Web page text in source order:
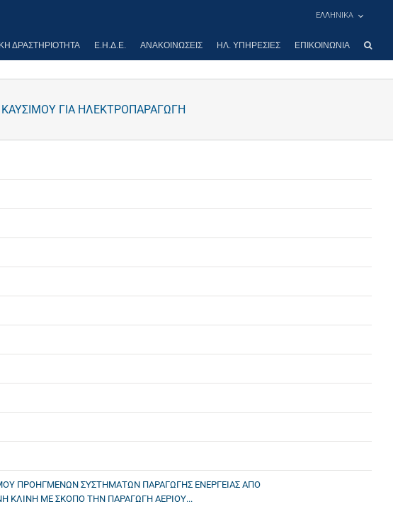
ΕΛΛΗΝΙΚΑ
ΔΡΑΣΤΗΡΙΌΤΗΤΑ Ε.Η.Δ.Ε. ΑΝΑΚΟΙΝΏΣΕΙΣ ΗΛ. ΥΠΗΡΕΣΊΕΣ ΕΠΙΚΟΙΝΩΝΊΑ
ΓΙΑ ΗΛΕΚΤΡΟΠΑΡΑΓΩΓΗ
ΠΡΟΗΓΜΕΝΩΝ ΣΥΣΤΗΜΑΤΩΝ ΠΑΡΑΓΩΓΗΣ ΕΝΕΡΓΕΙΑΣ ΑΠΟ
ΚΛΙΝΗ ΜΕ ΣΚΟΠΟ ΤΗΝ ΠΑΡΑΓΩΓΗ ΑΕΡΙΟΥ...